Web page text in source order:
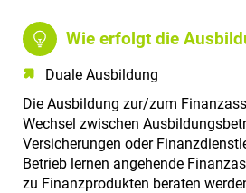
Wie erfolgt die
Duale Ausbildung
Die Ausbildung zur/zum
Wechsel zwischen
Versicherungen oder
Betrieb lernen angehende
zu Finanzprodukten beraten